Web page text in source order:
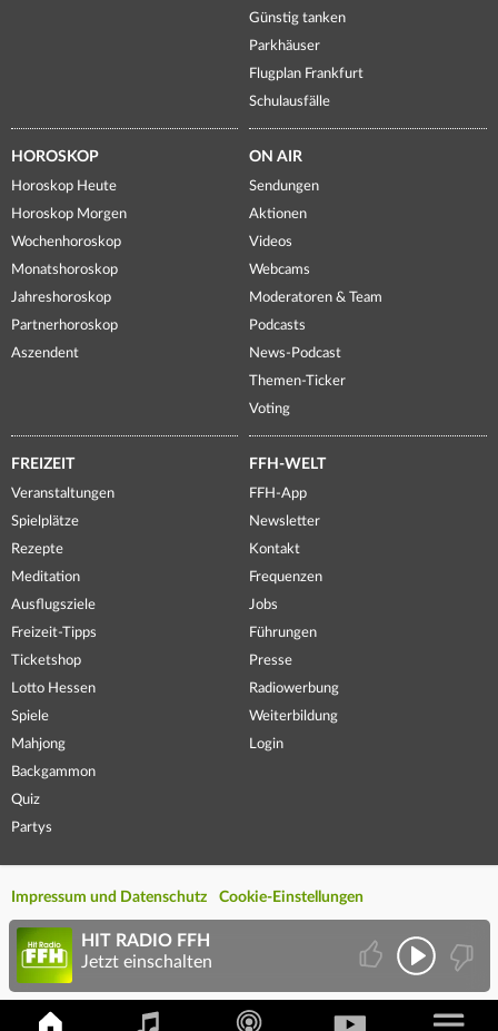
Günstig tanken
Parkhäuser
Flugplan Frankfurt
Schulausfälle
HOROSKOP
Horoskop Heute
Horoskop Morgen
Wochenhoroskop
Monatshoroskop
Jahreshoroskop
Partnerhoroskop
Aszendent
ON AIR
Sendungen
Aktionen
Videos
Webcams
Moderatoren & Team
Podcasts
News-Podcast
Themen-Ticker
Voting
FREIZEIT
Veranstaltungen
Spielplätze
Rezepte
Meditation
Ausflugsziele
Freizeit-Tipps
Ticketshop
Lotto Hessen
Spiele
Mahjong
Backgammon
Quiz
Partys
FFH-WELT
FFH-App
Newsletter
Kontakt
Frequenzen
Jobs
Führungen
Presse
Radiowerbung
Weiterbildung
Login
Impressum und Datenschutz Cookie-Einstellungen
HIT RADIO FFH
Jetzt einschalten